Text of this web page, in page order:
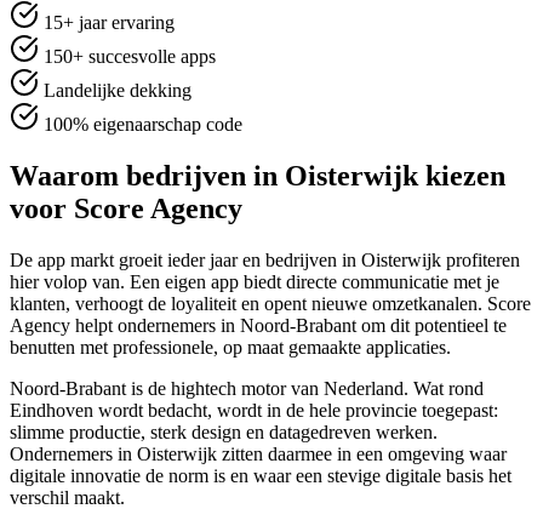
15+ jaar ervaring
150+ succesvolle apps
Landelijke dekking
100% eigenaarschap code
Waarom bedrijven in Oisterwijk kiezen
voor Score Agency
De app markt groeit ieder jaar en bedrijven in Oisterwijk profiteren
hier volop van. Een eigen app biedt directe communicatie met je
klanten, verhoogt de loyaliteit en opent nieuwe omzetkanalen. Score
Agency helpt ondernemers in Noord-Brabant om dit potentieel te
benutten met professionele, op maat gemaakte applicaties.
Noord-Brabant is de hightech motor van Nederland. Wat rond
Eindhoven wordt bedacht, wordt in de hele provincie toegepast:
slimme productie, sterk design en datagedreven werken.
Ondernemers in Oisterwijk zitten daarmee in een omgeving waar
digitale innovatie de norm is en waar een stevige digitale basis het
verschil maakt.